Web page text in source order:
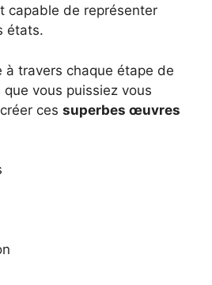
capable de représenter
états.
à travers chaque étape de
vous puissiez vous
ces superbes œuvres